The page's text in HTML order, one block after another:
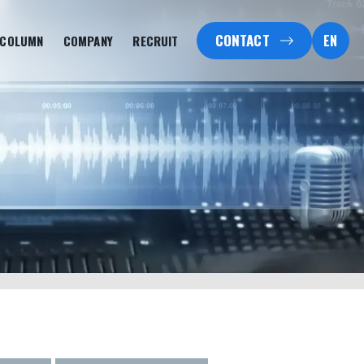
COLUMN COMPANY RECRUIT CONTACT EN